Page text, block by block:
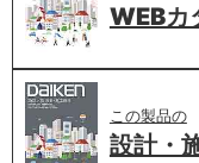
WEBカ
この製品の
設計・